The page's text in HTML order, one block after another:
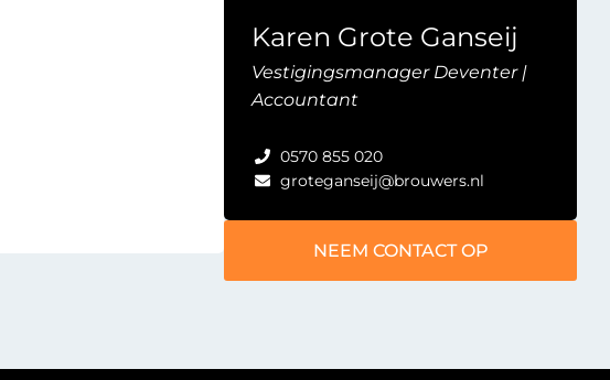
Karen Grote Ganseij
Vestigingsmanager Deventer |
Accountant
0570 855 020
groteganseij@brouwers.nl
NEEM CONTACT OP